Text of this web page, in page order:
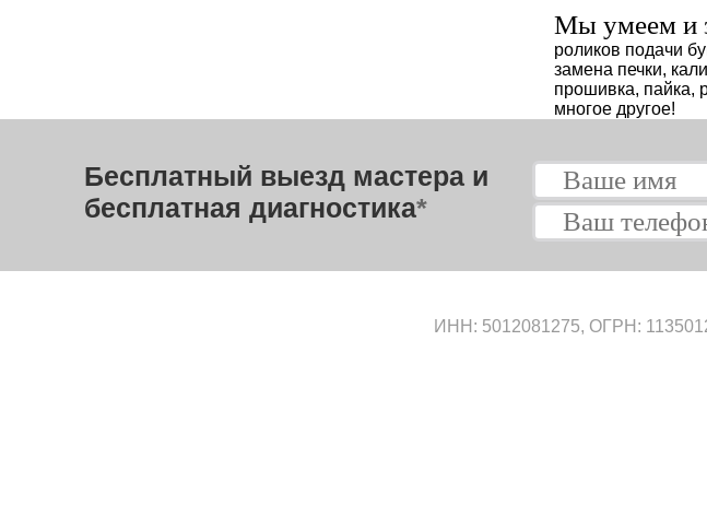
Мы умеем и
роликов подачи
замена печки,
прошивка, пайка,
многое другое!
Бесплатный выезд мастера и
бесплатная диагностика*
ИНН: 5012081275, ОГРН: